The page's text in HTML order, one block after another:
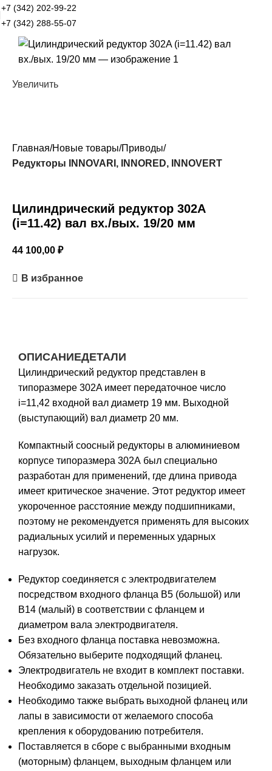
+7 (342) 202-99-22
+7 (342) 288-55-07
Увеличить
Главная Новые товары Приводы
Редукторы INNOVARI, INNORED, INNOVERT
Цилиндрический редуктор 302A
(i=11.42) вал вх./вых. 19/20 мм
44 100,00 ₽
В избранное
ОПИСАНИЕДЕТАЛИ
Цилиндрический редуктор представлен в
типоразмере 302A имеет передаточное число
i=11,42 входной вал диаметр 19 мм. Выходной
(выступающий) вал диаметр 20 мм.
Компактный соосный редукторы в алюминиевом
корпусе типоразмера 302А был специально
разработан для применений, где длина привода
имеет критическое значение. Этот редуктор имеет
укороченное расстояние между подшипниками,
поэтому не рекомендуется применять для высоких
радиальных усилий и переменных ударных
нагрузок.
Редуктор соединяется с электродвигателем
посредством входного фланца В5 (большой) или
В14 (малый) в соответствии с фланцем и
диаметром вала электродвигателя.
Без входного фланца поставка невозможна.
Обязательно выберите подходящий фланец.
Электродвигатель не входит в комплект поставки.
Необходимо заказать отдельной позицией.
Необходимо также выбрать выходной фланец или
лапы в зависимости от желаемого способа
крепления к оборудованию потребителя.
Поставляется в сборе с выбранными входным
(моторным) фланцем, выходным фланцем или